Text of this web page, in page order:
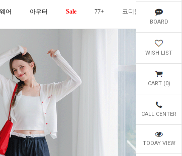
BOARD
WISH LIST
CART (0)
CALL CENTER
TODAY VIEW
어 아우터 Sale 77+ 코디템 오늘발송